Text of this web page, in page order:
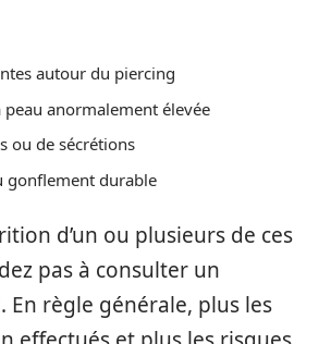
autour du piercing
anormalement élevée
ou de sécrétions
gonflement durable
d’un ou plusieurs de ces
pas à consulter un
En règle générale, plus les